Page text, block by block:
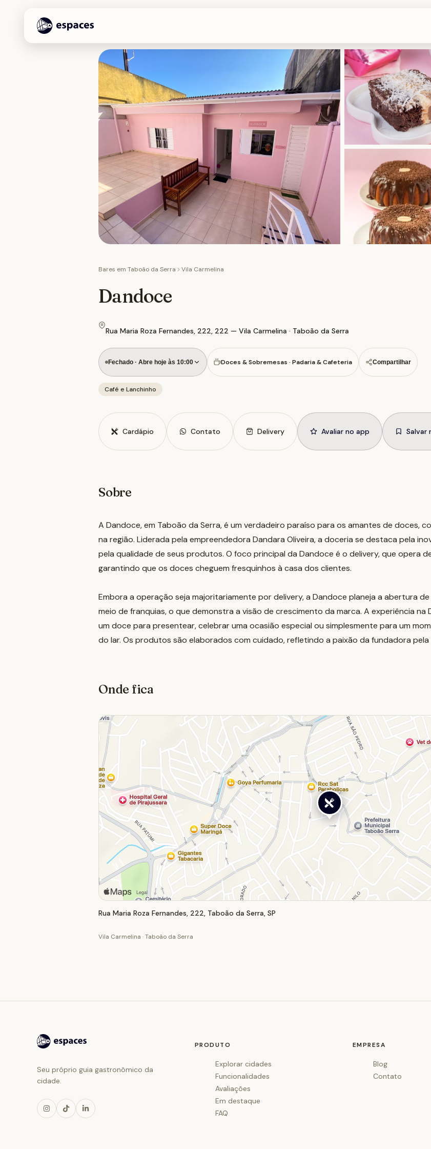
Bares em Taboão da Serra Vila Carmelina
Dandoce
Rua Maria Roza Fernandes, 222, 222 — Vila Carmelina · Taboão da Serra
Fechado · Abre hoje às 10:00 Doces & Sobremesas · Padaria & Cafeteria Compartilhar
Café e Lanchinho
Cardápio Contato Delivery Avaliar no app Salvar
Sobre
A Dandoce, em Taboão da Serra, é um verdadeiro paraíso para os amantes de doces,
na região. Liderada pela empreendedora Dandara Oliveira, a doceria se destaca pela
pela qualidade de seus produtos. O foco principal da Dandoce é o delivery, que opera
garantindo que os doces cheguem fresquinhos à casa dos clientes.
Embora a operação seja majoritariamente por delivery, a Dandoce planeja a abertura
meio de franquias, o que demonstra a visão de crescimento da marca. A experiência na
um doce para presentear, celebrar uma ocasião especial ou simplesmente para um
do lar. Os produtos são elaborados com cuidado, refletindo a paixão da fundadora
Onde fica
Rua Maria Roza Fernandes, 222, Taboão da Serra, SP
Vila Carmelina · Taboão da Serra
Seu próprio guia gastronômico da
cidade.
PRODUTO
Explorar cidades
Funcionalidades
Avaliações
Em destaque
FAQ
EMPRESA
Blog
Contato